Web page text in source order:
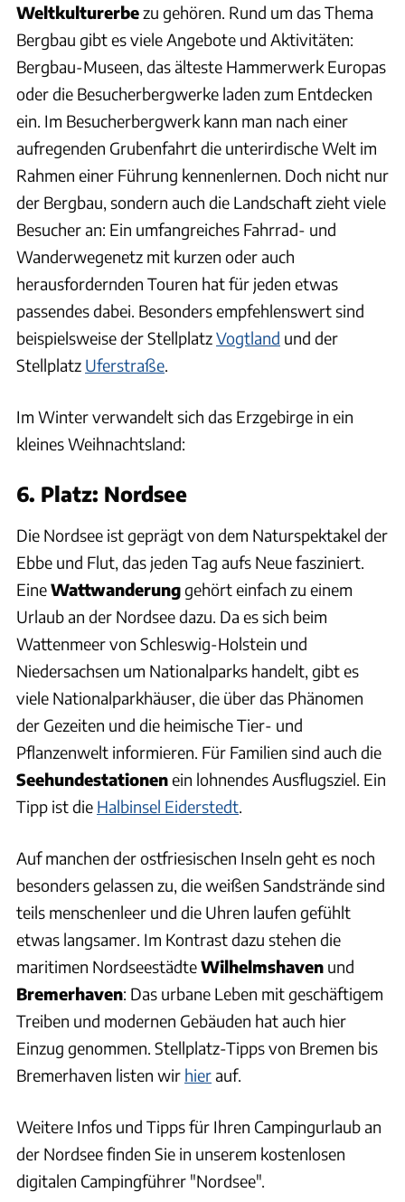
Weltkulturerbezu gehören. Rund um das Thema
Bergbau gibt es viele Angebote und Aktivitäten:
Bergbau-Museen, das älteste Hammerwerk Europas
oder die Besucherbergwerke laden zum Entdecken
ein. Im Besucherbergwerk kann man nach einer
aufregenden Grubenfahrt die unterirdische Welt im
Rahmen einer Führung kennenlernen. Doch nicht nur
der Bergbau, sondern auch die Landschaft zieht viele
Besucher an: Ein umfangreiches Fahrrad- und
Wanderwegenetz mit kurzen oder auch
herausfordernden Touren hat für jeden etwas
passendes dabei. Besonders empfehlenswert sind
beispielsweise der StellplatzVogtland und der
Stellplatz Uferstraße.
Im Winter verwandelt sich das Erzgebirge in ein
kleines Weihnachtsland:
6. Platz: Nordsee
Die Nordsee ist geprägt von dem Naturspektakel der
Ebbe und Flut, das jeden Tag aufs Neue fasziniert.
EineWattwanderunggehört einfach zu einem
Urlaub an der Nordsee dazu. Da es sich beim
Wattenmeer von Schleswig-Holstein und
Niedersachsen um Nationalparks handelt, gibt es
viele Nationalparkhäuser, die über das Phänomen
der Gezeiten und die heimische Tier- und
Pflanzenwelt informieren. Für Familien sind auch die
Seehundestationenein lohnendes Ausflugsziel. Ein
Tipp ist die Halbinsel Eiderstedt.
Auf manchen der ostfriesischen Inseln geht es noch
besonders gelassen zu, die weißen Sandstrände sind
teils menschenleer und die Uhren laufen gefühlt
etwas langsamer. Im Kontrast dazu stehen die
maritimen NordseestädteWilhelmshaven und
Bremerhaven: Das urbane Leben mit geschäftigem
Treiben und modernen Gebäuden hat auch hier
Einzug genommen. Stellplatz-Tipps von Bremen bis
Bremerhaven listen wir hierauf.
Weitere Infos und Tipps für Ihren Campingurlaub an
der Nordsee finden Sie in unserem kostenlosen
digitalen Campingführer "Nordsee".